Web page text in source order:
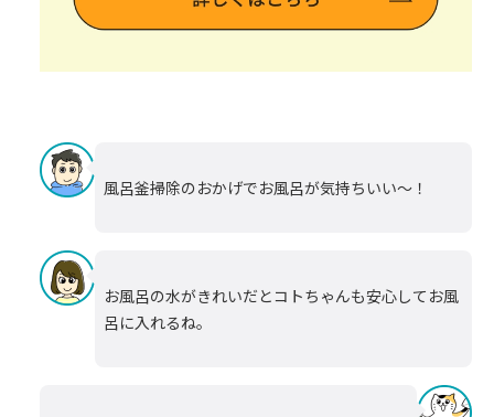
風呂釜掃除のおかげでお風呂が気持ちいい～！
お風呂の水がきれいだとコトちゃんも安心してお風
呂に入れるね。